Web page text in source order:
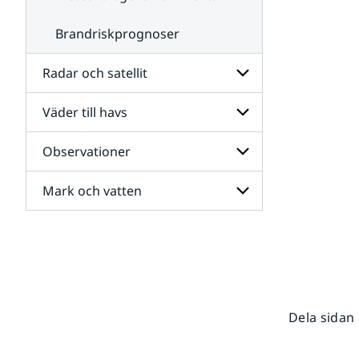
Brandriskprognoser
Radar och satellit
Undersidor
för
Radar
och
satellit
Väder till havs
Undersidor
för
Väder
till
havs
Observationer
Undersidor
för
Mark och vatten
Dela sidan